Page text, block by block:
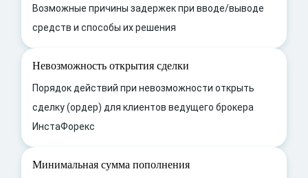
Возможные причины задержек при вводе/выводе
средств и способы их решения
Невозможность открытия сделки
Порядок действий при невозможности открыть
сделку (ордер) для клиентов ведущего брокера
ИнстаФорекс
Минимальная сумма пополнения